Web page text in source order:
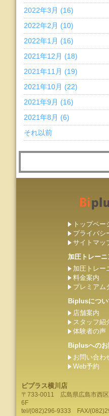
2022年3月 (16)
2022年2月 (10)
2022年1月 (16)
2021年12月 (18)
2021年11月 (19)
2021年10月 (22)
2021年9月 (16)
2021年8月 (6)
それ以前
トップペー
プライバシ
サイトマッ
加圧トレー
加圧トレー
料金案内
プレミアム
Biplusについ
店舗案内
スタッフ紹
体験者の声
Biplusへの
お問い合わ
Web予約
ビプラス横川店
〒733-0011 広島県広島市西
6F
tel/(082)296-9333 FAX/